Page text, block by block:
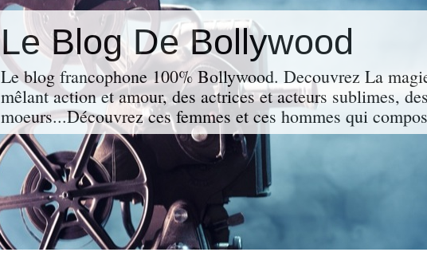
Le Blog De Bollywood
Le blog francophone 100% Bollywood. Decouvrez La
mêlant action et amour, des actrices et acteurs sublimes,
moeurs...Découvrez ces femmes et ces hommes qui